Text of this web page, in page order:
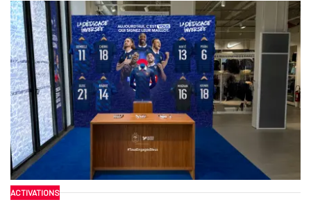
ACTIVATIONS